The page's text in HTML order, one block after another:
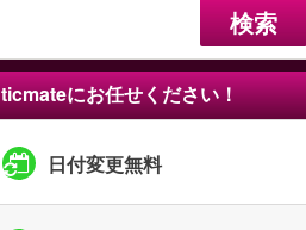
検索
ticmateにお任せください！
日付変更無料